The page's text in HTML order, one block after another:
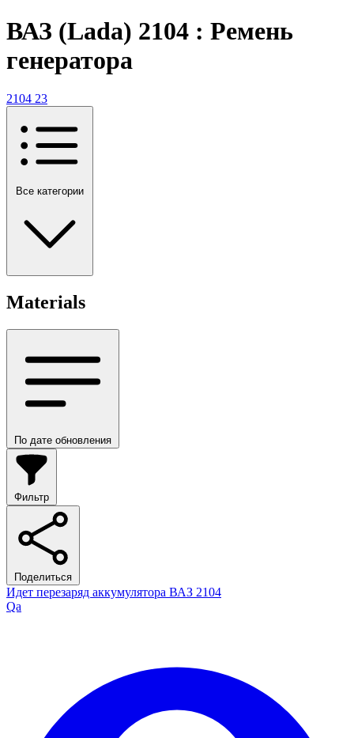
ВАЗ (Lada) 2104 : Ремень
генератора
2104 23
Все категории
Materials
По дате обновления
Фильтр
Поделиться
Идет перезаряд аккумулятора ВАЗ 2104
Qa